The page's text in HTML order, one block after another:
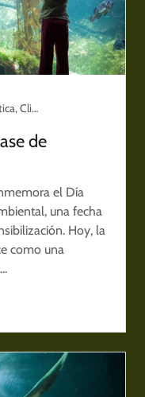
Acción Climática, Climate Action, Conservación y Territorio, Cuidado del planeta, Noticias Ambientales
de
el Día
una fecha
Hoy, la
como una